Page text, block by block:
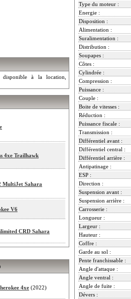
disponible à la location,
4xe Trailhawk
MultiJet Sahara
V6
CRD Sahara
4xe (2022)
Type du moteur :
Energie :
Disposition :
Alimentation :
Suralimentation :
Distribution :
Soupapes :
Côtes :
Cylindrée :
Compression :
Puissance :
Couple :
Boite de vitesses :
Réduction :
Puissance fiscale :
Transmission :
Différentiel avant :
Différentiel central :
Différentiel arrière :
Antipatinage :
ESP :
Direction :
Suspension avant :
Suspension arrière :
Carrosserie :
Longueur :
Largeur :
Hauteur :
Coffre :
Garde au sol :
Pente franchissable :
Angle d'attaque :
Angle ventral :
Angle de fuite :
Dévers :